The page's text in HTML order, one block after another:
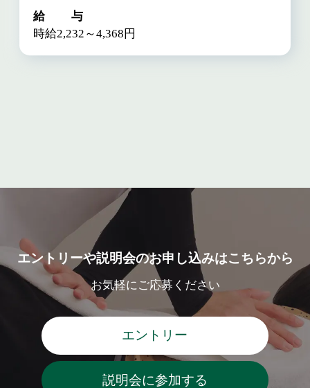
給 与
時給2,232～4,368円
エントリーや説明会のお申し込みはこちらから
お気軽にご応募ください
エントリー
説明会に参加する